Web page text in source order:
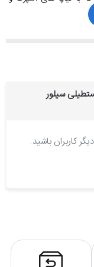
ضدزنگ و ضدحساسیت
که بروی بدنه و قفل
سیلور
کاربران باشید.